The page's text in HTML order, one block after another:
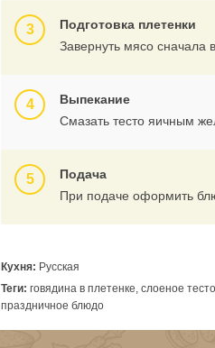
Подготовка плетенки
Завернуть мясо сначала
Выпекание
Смазать тесто яичным
Подача
При подаче оформить
Кухня: Русская
Теги: говядина в плетенке, слоеное
праздничное блюдо